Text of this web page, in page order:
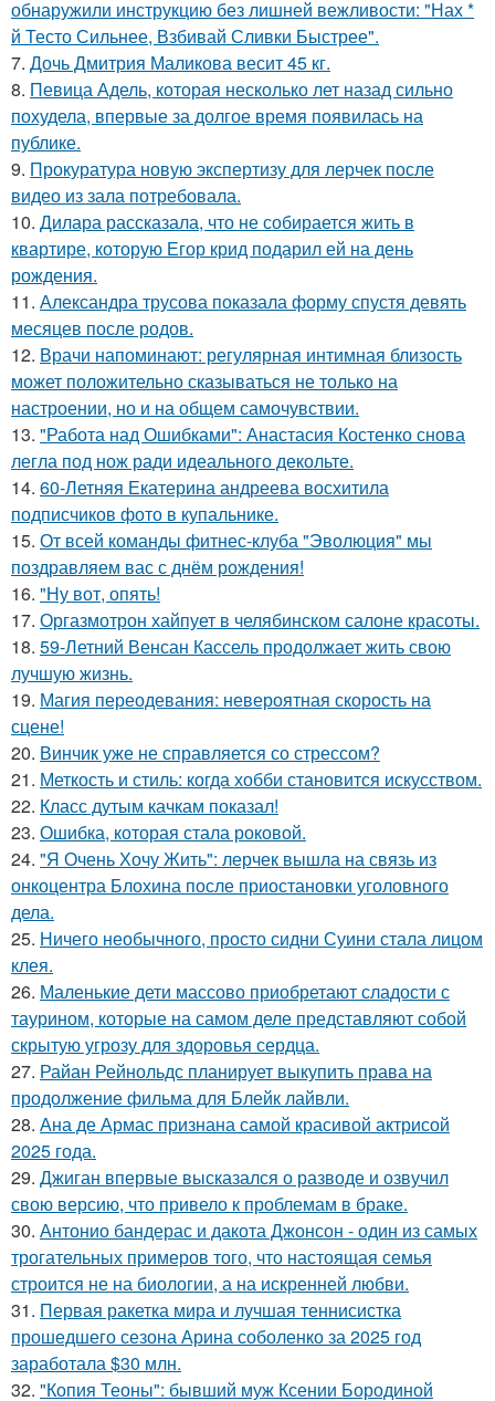
обнаружили инструкцию без лишней вежливости: "Нах *
й Тесто Сильнее, Взбивай Сливки Быстрее".
7. Дочь Дмитрия Маликова весит 45 кг.
8. Певица Адель, которая несколько лет назад сильно
похудела, впервые за долгое время появилась на
публике.
9. Прокуратура новую экспертизу для лерчек после
видео из зала потребовала.
10. Дилара рассказала, что не собирается жить в
квартире, которую Егор крид подарил ей на день
рождения.
11. Александра трусова показала форму спустя девять
месяцев после родов.
12. Врачи напоминают: регулярная интимная близость
может положительно сказываться не только на
настроении, но и на общем самочувствии.
13. "Работа над Ошибками": Анастасия Костенко снова
легла под нож ради идеального декольте.
14. 60-Летняя Екатерина андреева восхитила
подписчиков фото в купальнике.
15. От всей команды фитнес-клуба "Эволюция" мы
поздравляем вас с днём рождения!
16. "Ну вот, опять!
17. Оргазмотрон хайпует в челябинском салоне красоты.
18. 59-Летний Венсан Кассель продолжает жить свою
лучшую жизнь.
19. Магия переодевания: невероятная скорость на
сцене!
20. Винчик уже не справляется со стрессом?
21. Меткость и стиль: когда хобби становится искусством.
22. Класс дутым качкам показал!
23. Ошибка, которая стала роковой.
24. "Я Очень Хочу Жить": лерчек вышла на связь из
онкоцентра Блохина после приостановки уголовного
дела.
25. Ничего необычного, просто сидни Суини стала лицом
клея.
26. Маленькие дети массово приобретают сладости с
таурином, которые на самом деле представляют собой
скрытую угрозу для здоровья сердца.
27. Райан Рейнольдс планирует выкупить права на
продолжение фильма для Блейк лайвли.
28. Ана де Армас признана самой красивой актрисой
2025 года.
29. Джиган впервые высказался о разводе и озвучил
свою версию, что привело к проблемам в браке.
30. Антонио бандерас и дакота Джонсон - один из самых
трогательных примеров того, что настоящая семья
строится не на биологии, а на искренней любви.
31. Первая ракетка мира и лучшая теннисистка
прошедшего сезона Арина соболенко за 2025 год
заработала $30 млн.
32. "Копия Теоны": бывший муж Ксении Бородиной